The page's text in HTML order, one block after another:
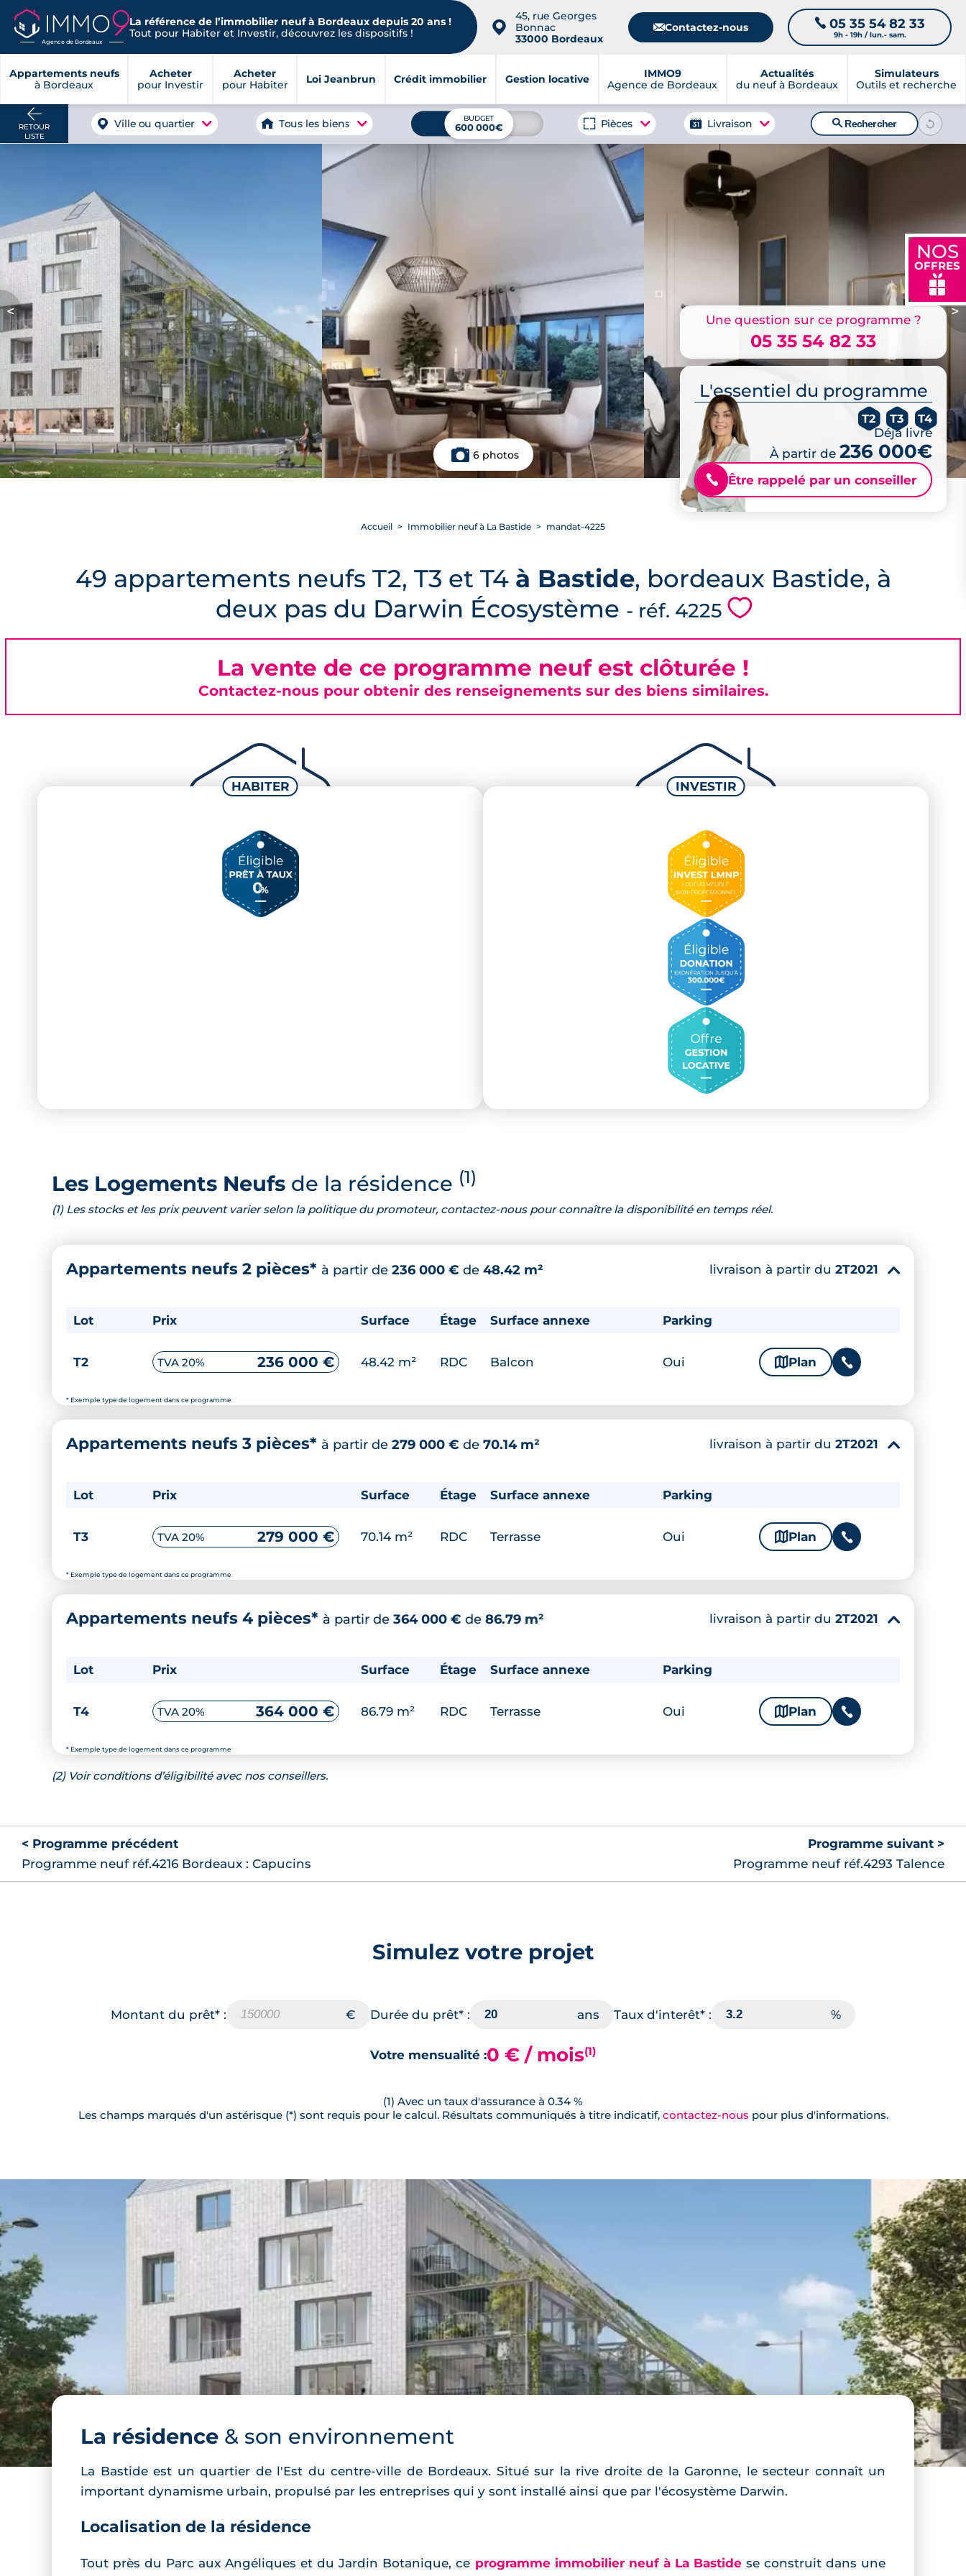
Agence de Bordeaux
La référence de l’immobilier neuf à Bordeaux depuis 20 ans !
Tout pour Habiter et Investir, découvrez les dispositifs !
📍
45, rue Georges
Bonnac
33000 Bordeaux
📧Contactez-nous 📞 05 35 54 82 33
9h - 19h / lun.- sam.
Appartements neufs
à Bordeaux
Acheter
pour Investir
Acheter
pour Habiter
Loi Jeanbrun Crédit immobilier Gestion locative
IMMO9
Agence de Bordeaux
Actualités
du neuf à Bordeaux
Simulateurs
Outils et recherche
NOS
OFFRES
🎁
RETOUR
LISTE
Ville ou quartier Tous les biens BUDGET
600 000€ Pièces Livraison 🔍Rechercher
< >
6 photos
Une question sur ce programme ?
05 35 54 82 33
L'essentiel du programme
T2 T3 T4
Déjà livré
À partir de 236 000€
📞 Être rappelé par un conseiller
Accueil Immobilier neuf à La Bastide mandat-4225
49 appartements neufs T2, T3 et T4 à Bastide, bordeaux Bastide, à
deux pas du Darwin Écosystème - réf. 4225 💗
La vente de ce programme neuf est clôturée !
Contactez-nous pour obtenir des renseignements sur des biens similaires.
Les Logements Neufs de la résidence (1)
(1) Les stocks et les prix peuvent varier selon la politique du promoteur, contactez-nous pour connaître la disponibilité en temps réel.
Appartements neufs 2 pièces* à partir de 236 000 € de 48.42 m²
* Exemple type de logement dans ce programme
livraison à partir du 2T2021 ▾
Lot Prix Surface Étage Surface annexe Parking
T2 TVA 20% 236 000 € 48.42 m² RDC Balcon Oui 🗞 Plan 📞
Appartements neufs 3 pièces* à partir de 279 000 € de 70.14 m²
* Exemple type de logement dans ce programme
livraison à partir du 2T2021 ▾
Lot Prix Surface Étage Surface annexe Parking
T3 TVA 20% 279 000 € 70.14 m² RDC Terrasse Oui 🗞 Plan 📞
Appartements neufs 4 pièces* à partir de 364 000 € de 86.79 m²
* Exemple type de logement dans ce programme
livraison à partir du 2T2021 ▾
Lot Prix Surface Étage Surface annexe Parking
T4 TVA 20% 364 000 € 86.79 m² RDC Terrasse Oui 🗞 Plan 📞
(2) Voir conditions d’éligibilité avec nos conseillers.
< Programme précédent
Programme neuf réf.4216 Bordeaux : Capucins
Programme suivant >
Programme neuf réf.4293 Talence
Simulez votre projet
Montant du prêt* : Durée du prêt* : Taux d'interêt* :
Votre mensualité :0 € / mois(1)
(1) Avec un taux d'assurance à 0.34 %
Les champs marqués d'un astérisque (*) sont requis pour le calcul. Résultats communiqués à titre indicatif, contactez-nous pour plus d'informations.
La résidence & son environnement
La Bastide est un quartier de l'Est du centre-ville de Bordeaux. Situé sur la rive droite de la Garonne, le secteur connaît un
important dynamisme urbain, propulsé par les entreprises qui y sont installé ainsi que par l'écosystème Darwin.
Localisation de la résidence
Tout près du Parc aux Angéliques et du Jardin Botanique, ce programme immobilier neuf à La Bastidese construit dans une